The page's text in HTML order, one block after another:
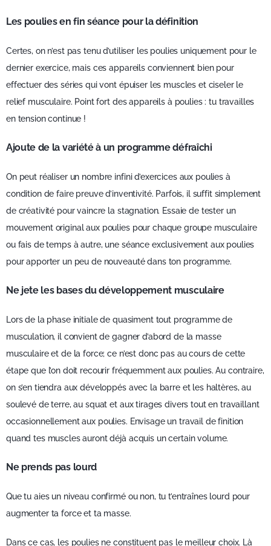
Les poulies en fin séance pour la définition
Certes, on n’est pas tenu d’utiliser les poulies uniquement pour le
dernier exercice, mais ces appareils conviennent bien pour
effectuer des séries qui vont épuiser les muscles et ciseler le
relief musculaire. Point fort des appareils à poulies : tu travailles
en tension continue !
Ajoute de la variété à un programme défraîchi
On peut réaliser un nombre infini d’exercices aux poulies à
condition de faire preuve d’inventivité. Parfois, il suffit simplement
de créativité pour vaincre la stagnation. Essaie de tester un
mouvement original aux poulies pour chaque groupe musculaire
ou fais de temps à autre, une séance exclusivement aux poulies
pour apporter un peu de nouveauté dans ton programme.
Ne jete les bases du développement musculaire
Lors de la phase initiale de quasiment tout programme de
musculation, il convient de gagner d’abord de la masse
musculaire et de la force; ce n’est donc pas au cours de cette
étape que l’on doit recourir fréquemment aux poulies. Au contraire,
on s’en tiendra aux développés avec la barre et les haltères, au
soulevé de terre, au squat et aux tirages divers tout en travaillant
occasionnellement aux poulies. Envisage un travail de finition
quand tes muscles auront déjà acquis un certain volume.
Ne prends pas lourd
Que tu aies un niveau confirmé ou non, tu t’entraînes lourd pour
augmenter ta force et ta masse.
Dans ce cas, les poulies ne constituent pas le meilleur choix. Là